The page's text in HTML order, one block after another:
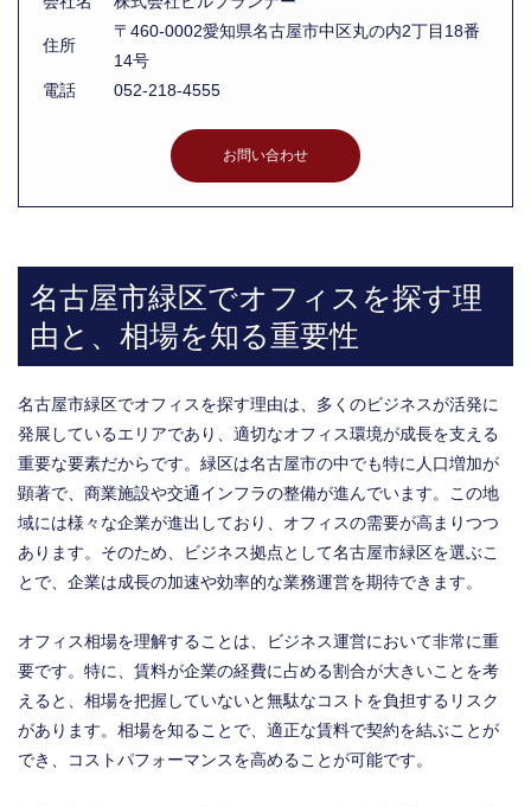
住所
〒460-0002愛知県名古屋市中区丸の内2丁目18番
14号
電話
052-218-4555
お問い合わせ
名古屋市緑区でオフィスを探す理
由と、相場を知る重要性
名古屋市緑区でオフィスを探す理由は、多くのビジネスが活発に
発展しているエリアであり、適切なオフィス環境が成長を支える
重要な要素だからです。緑区は名古屋市の中でも特に人口増加が
顕著で、商業施設や交通インフラの整備が進んでいます。この地
域には様々な企業が進出しており、オフィスの需要が高まりつつ
あります。そのため、ビジネス拠点として名古屋市緑区を選ぶこ
とで、企業は成長の加速や効率的な業務運営を期待できます。
オフィス相場を理解することは、ビジネス運営において非常に重
要です。特に、賃料が企業の経費に占める割合が大きいことを考
えると、相場を把握していないと無駄なコストを負担するリスク
があります。相場を知ることで、適正な賃料で契約を結ぶことが
でき、コストパフォーマンスを高めることが可能です。